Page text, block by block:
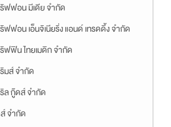
ฟฟอน มีเดีย จำกัด
ฟฟอน เอ็นจิเนียริ่ง แอนด์ เทรดดิ้ง จำกัด
ฟฟิน ไทยเมดิก จำกัด
มส์ จำกัด
ล กู๊ดส์ จำกัด
จำกัด